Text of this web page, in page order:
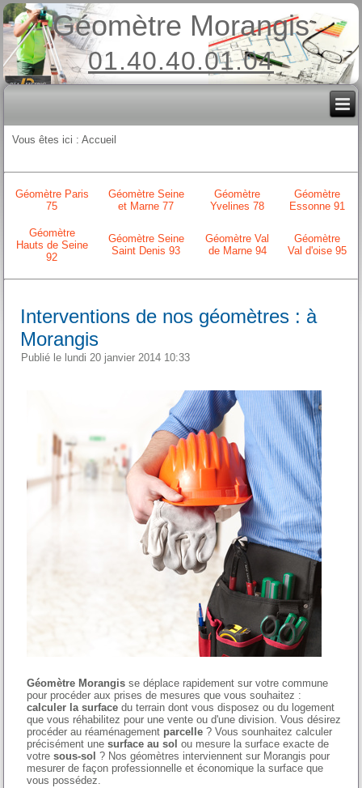
Géomètre Morangis
01.40.40.01.04
Vous êtes ici :Accueil
Géomètre Paris
75
Géomètre Seine
et Marne 77
Géomètre
Yvelines 78
Géomètre
Essonne 91
Géomètre
Hauts de Seine
92
Géomètre Seine
Saint Denis 93
Géomètre Val
de Marne 94
Géomètre
Val d'oise 95
Interventions de nos géomètres : à
Morangis
Publié le lundi 20 janvier 2014 10:33
Géomètre Morangis se déplace rapidement sur votre commune
pour procéder aux prises de mesures que vous souhaitez :
calculer la surface du terrain dont vous disposez ou du logement
que vous réhabilitez pour une vente ou d'une division. Vous désirez
procéder au réaménagement parcelle ? Vous sounhaitez calculer
précisément unesurface au sol ou mesure la surface exacte de
votresous-sol ? Nos géomètres interviennent sur Morangis pour
mesurer de façon professionnelle et économique la surface que
vous possédez.